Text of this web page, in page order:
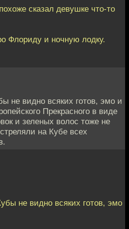
сказал девушке что-то
Флориду и ночную лодку.
не видно всяких готов, эмо и
Прекрасного в виде
и зеленых волос тоже не
на Кубе всех
не видно всяких готов, эмо